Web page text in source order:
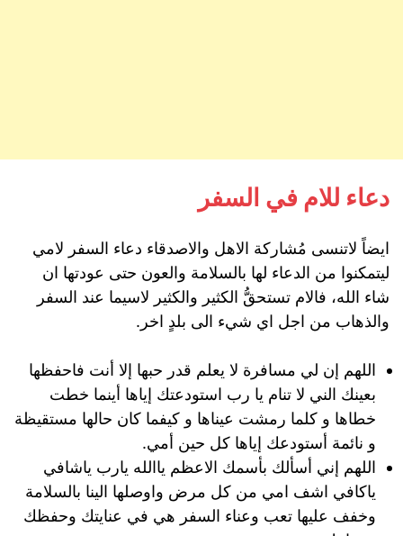
دعاء للام في السفر
ايضاً لاتنسى مُشاركة الاهل والاصدقاء دعاء السفر لامي
ليتمكنوا من الدعاء لها بالسلامة والعون حتى عودتها ان
شاء الله، فالام تستحقُّ الكثير والكثير لاسيما عند السفر
والذهاب من اجل اي شيء الى بلدٍ اخر.
اللهم إن لي مسافرة لا يعلم قدر حبها إلا أنت فاحفظها
بعينك الني لا تنام يا رب استودعتك إياها أينما خطت
خطاها و كلما رمشت عيناها و كيفما كان حالها مستقيظة
و نائمة أستودعك إياها كل حين أمي.
اللهم إني أسألك بأسمك الاعظم ياالله يارب ياشافي
ياكافي اشف امي من كل مرض واوصلها الينا بالسلامة
وخفف عليها تعب وعناء السفر هي في عنايتك وحفظك